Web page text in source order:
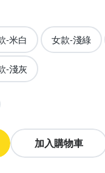
-米白 女款-淺綠
-淺灰
加入購物車